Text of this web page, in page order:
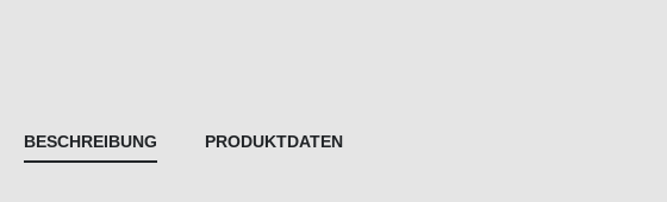
BESCHREIBUNG PRODUKTDATEN